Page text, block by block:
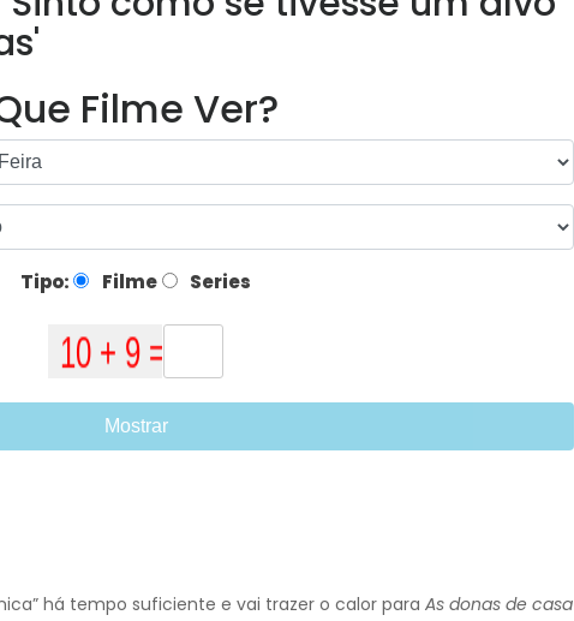
Filme Ver?
Tipo: Filme Series
Mostrar
há tempo suficiente e vai trazer o calor para As donas de casa